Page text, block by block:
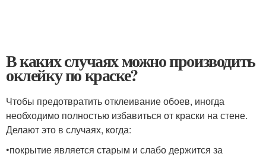
В каких случаях можно производить
оклейку по краске?
Чтобы предотвратить отклеивание обоев, иногда
необходимо полностью избавиться от краски на стене.
Делают это в случаях, когда:
•покрытие является старым и слабо держится за